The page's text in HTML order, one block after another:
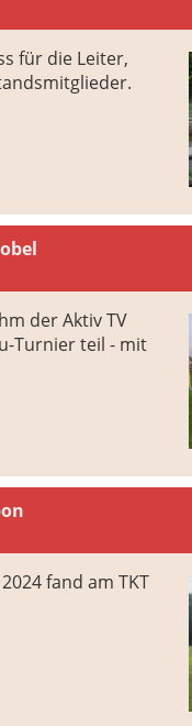
für die Leiter,
der Aktiv TV
Turnier teil - mit
fand am TKT